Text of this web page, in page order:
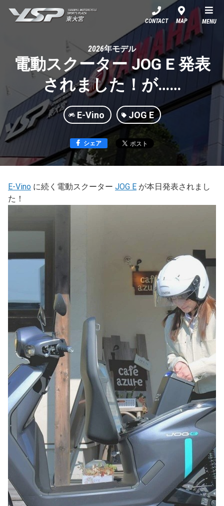
CONTACT MAP MENU
2026年モデル
電動スクーター JOG E 発表
されました！が……
E-Vino JOG E
シェア
E-Vino に続く電動スクーター JOG E が本日発表されまし
た！